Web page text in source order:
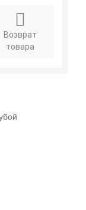
Возврат
товара